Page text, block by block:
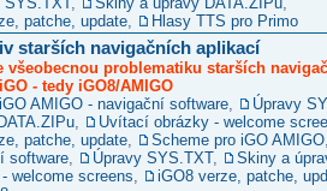
patche, update
Hlasy TTS pro Primo
starších navigačních aplikací
všeobecnou problematiku starších
- tedy iGO8/AMIGO
iGO AMIGO - navigační software
Úpravy
Uvítací obrázky - welcome
patche, update
Scheme pro iGO AMIGO
software
Úpravy SYS.TXT,
Skiny a
welcome screens
iGO8 verze, patche,